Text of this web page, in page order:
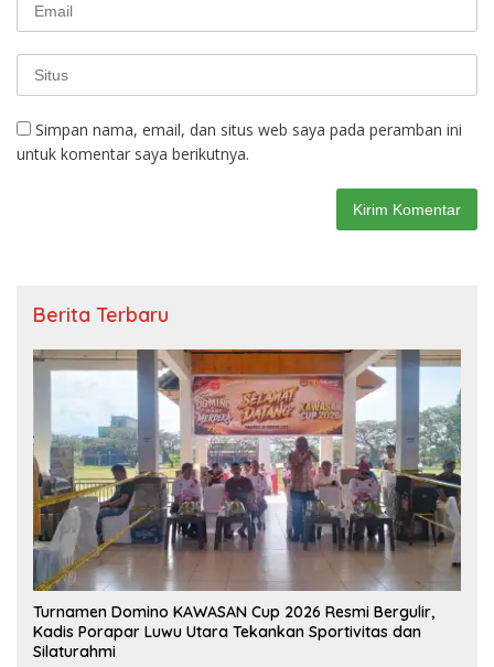
Simpan nama, email, dan situs web saya pada peramban ini
untuk komentar saya berikutnya.
Berita Terbaru
Turnamen Domino KAWASAN Cup 2026 Resmi Bergulir,
Kadis Porapar Luwu Utara Tekankan Sportivitas dan
Silaturahmi